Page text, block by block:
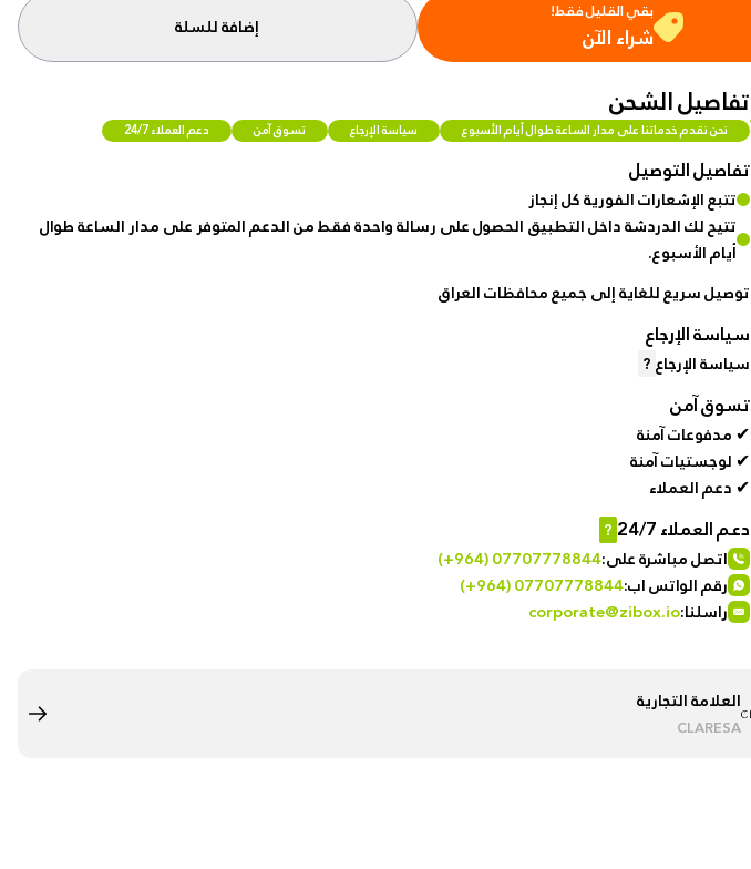
Automotive
& bikes
Men
Fashion
Women
Fashion
Medical
Service
%50
discount
for
brand
hanar
Up
to
40 %
OFF
at
NTA
up to
%95 off
on
Home
بقي القليل فقط!
شراء الآن إضافة للسلة
تفاصيل الشحن
نحن نقدم خدماتنا على مدار الساعة طوال أيام الأسبوع سياسة الإرجاع تسوق آمن دعم العملاء 24/7
تفاصيل التوصيل
تتبع الإشعارات الفورية كل إنجاز
تتيح لك الدردشة داخل التطبيق الحصول على رسالة واحدة فقط من الدعم المتوفر على مدار الساعة طوال
أيام الأسبوع.
توصيل سريع للغاية إلى جميع محافظات العراق
سياسة الإرجاع
سياسة الإرجاع?
تسوق آمن
✔ مدفوعات آمنة
✔ لوجستيات آمنة
✔ دعم العملاء
دعم العملاء 24/7
?
اتصل مباشرة على:(+964) 07707778844
رقم الواتس اب:(+964) 07707778844
راسلنا:corporate@zibox.io
العلامة التجارية
CLARESA